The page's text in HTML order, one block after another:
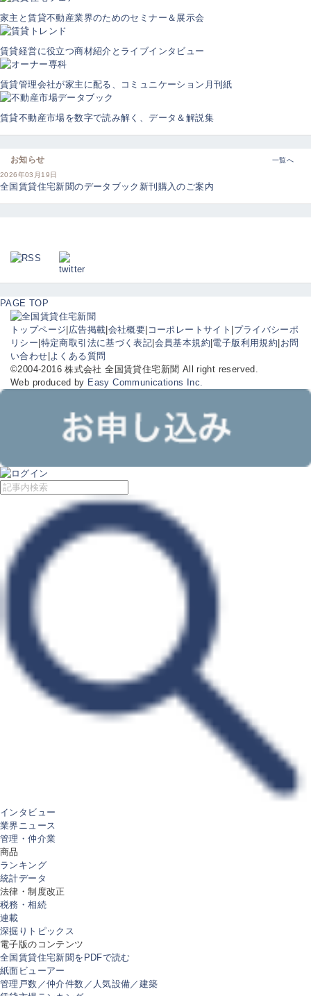
家主と賃貸不動産業界のためのセミナー＆展示会
賃貸経営に役立つ商材紹介とライブインタビュー
賃貸管理会社が家主に配る、コミュニケーション月刊紙
賃貸不動産市場を数字で読み解く、データ＆解説集
お知らせ
一覧へ
2026年03月19日
全国賃貸住宅新聞のデータブック新刊購入のご案内
PAGE TOP
トップページ|広告掲載|会社概要| コーポレートサイト |プライバシーポ
リシー|特定商取引法に基づく表記|会員基本規約|電子版利用規約|お問
い合わせ|よくある質問
©2004-2016 株式会社 全国賃貸住宅新聞 All right reserved.
Web produced by Easy Communications Inc.
インタビュー
業界ニュース
管理・仲介業
商品
ランキング
統計データ
法律・制度改正
税務・相続
連載
深掘りトピックス
電子版のコンテンツ
全国賃貸住宅新聞をPDFで読む
紙面ビューアー
管理戸数／仲介件数／人気設備／建築